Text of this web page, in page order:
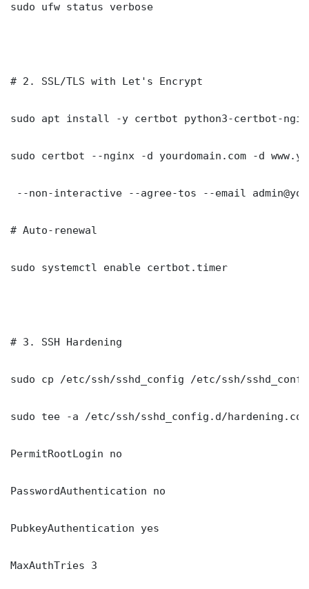
sudo ufw status verbose
# 2. SSL/TLS with Let's Encrypt
sudo apt install -y certbot python3-certbot-
sudo certbot --nginx -d yourdomain.com -d
--non-interactive --agree-tos --email
# Auto-renewal
sudo systemctl enable certbot.timer
# 3. SSH Hardening
sudo cp /etc/ssh/sshd_config /etc/ssh/
sudo tee -a /etc/ssh/sshd_config.d/
PermitRootLogin no
PasswordAuthentication no
PubkeyAuthentication yes
MaxAuthTries 3